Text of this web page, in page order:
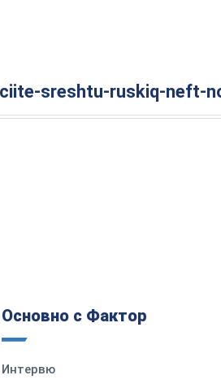
sreshtu-ruskiq-neft-
Основно с Фактор
Интервю